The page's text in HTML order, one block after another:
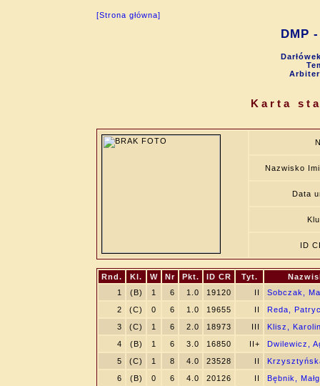
[Strona główna]
DMP
Karta
Nazwisko
Data
ID
Rnd. Kl. W Nr Pkt. ID CR Tyt.
1
(B) 1 6 1.0 19120 II
Sobczak,
2
(C) 0 6 1.0 19655 II
Reda,
3
(C) 1 6 2.0 18973 III
Klisz,
4
(B) 1 6 3.0 16850 II+
Dwilewicz,
5
(C) 1 8 4.0 23528 II
6
(B) 0 6 4.0 20126 II
Bębnik,